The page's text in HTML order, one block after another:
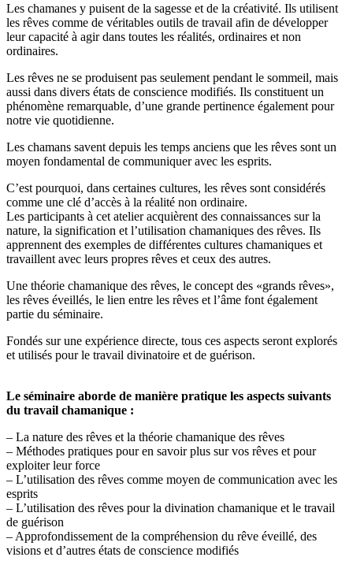
Les chamanes y puisent de la sagesse et de la créativité. Ils utilisent
les rêves comme de véritables outils de travail afin de développer
leur capacité à agir dans toutes les réalités, ordinaires et non
ordinaires.
Les rêves ne se produisent pas seulement pendant le sommeil, mais
aussi dans divers états de conscience modifiés. Ils constituent un
phénomène remarquable, d’une grande pertinence également pour
notre vie quotidienne.
Les chamans savent depuis les temps anciens que les rêves sont un
moyen fondamental de communiquer avec les esprits.
C’est pourquoi, dans certaines cultures, les rêves sont considérés
comme une clé d’accès à la réalité non ordinaire.
Les participants à cet atelier acquièrent des connaissances sur la
nature, la signification et l’utilisation chamaniques des rêves. Ils
apprennent des exemples de différentes cultures chamaniques et
travaillent avec leurs propres rêves et ceux des autres.
Une théorie chamanique des rêves, le concept des «grands rêves»,
les rêves éveillés, le lien entre les rêves et l’âme font également
partie du séminaire.
Fondés sur une expérience directe, tous ces aspects seront explorés
et utilisés pour le travail divinatoire et de guérison.
Le séminaire aborde de manière pratique les aspects suivants
du travail chamanique :
– La nature des rêves et la théorie chamanique des rêves
– Méthodes pratiques pour en savoir plus sur vos rêves et pour
exploiter leur force
– L’utilisation des rêves comme moyen de communication avec les
esprits
– L’utilisation des rêves pour la divination chamanique et le travail
de guérison
– Approfondissement de la compréhension du rêve éveillé, des
visions et d’autres états de conscience modifiés